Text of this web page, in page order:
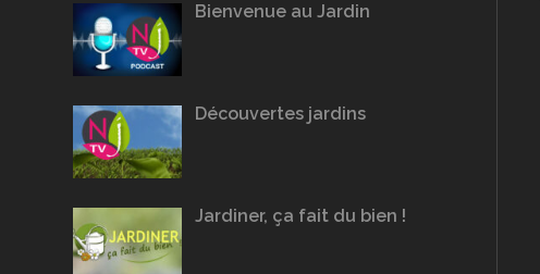
Bienvenue au Jardin
Découvertes jardins
Jardiner, ça fait du bien !